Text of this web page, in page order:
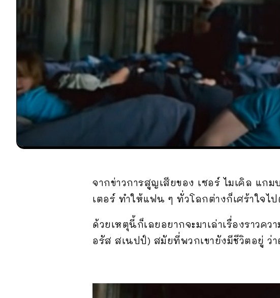
จากข่าวการสูญเสียของ เซอร์ ไมเคิล แ
เตอร์ ทำให้แฟน ๆ ทั่วโลกต่างก็เศร้าใจไ
ด้วยเหตุนี้ก็เลยอยากจะมาเล่าเรื่องราว
อรัส สเนปป์) สมัยที่พวกเขายังมีชีวิตอยู่